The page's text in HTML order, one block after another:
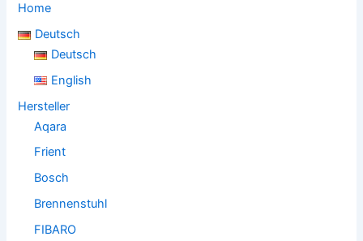
Home
Deutsch
Deutsch
English
Hersteller
Aqara
Frient
Bosch
Brennenstuhl
FIBARO